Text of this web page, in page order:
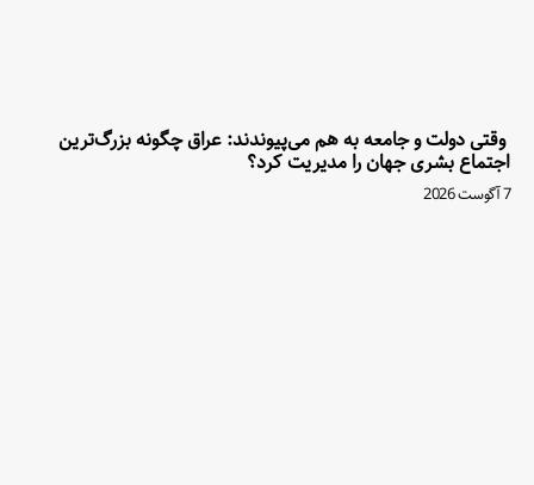
وقتی دولت و جامعه به هم می‌پیوندند: عراق چگونه بزرگ‌ترین
اجتماع بشری جهان را مدیریت کرد؟
7 آگوست 2026